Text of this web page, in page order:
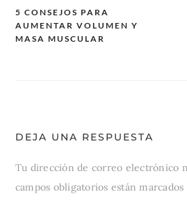
Navegación
5 CONSEJOS PARA
AUMENTAR VOLUMEN Y
MASA MUSCULAR
DEJA UNA RESPUESTA
Tu dirección de correo electrónico
campos obligatorios están marcados